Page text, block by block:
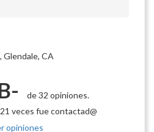
Glendale, CA
de 32 opiniones.
21 veces fue contactad@
opiniones